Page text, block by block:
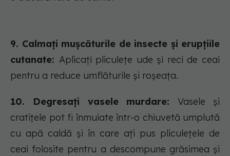
9. Calmați mușcăturile de insecte și erupțiile
cutanate: Aplicați pliculețe ude și reci de ceai
pentru a reduce umflăturile și roșeața.
10. Degresați vasele murdare:Vasele și
cratițele pot fi înmuiate într-o chiuvetă umplută
cu apă caldă și în care ați pus pliculețele de
ceai folosite pentru a descompune grăsimea și